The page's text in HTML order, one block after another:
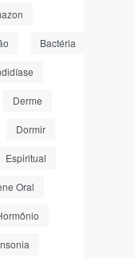
Bactéria
Derme
Dormir
Espiritual
Oral